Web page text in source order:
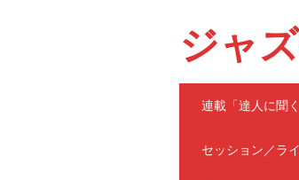
ジャ
Main
連載「達人に聞く
セッション／ラ